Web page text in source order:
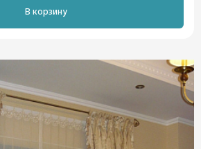
В корзину